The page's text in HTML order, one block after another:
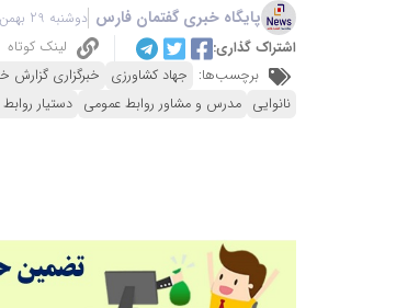
پایگاه خبری گفتمان فارس دوشنبه 29 بهمن 1403 - 06:37
اشتراک گذاری:
لینک کوتاه
برچسب‌ها: جهاد کشاورزی خبرگزاری گزارش
نانوایی مدرس و مشاور روابط عمومی دستیار